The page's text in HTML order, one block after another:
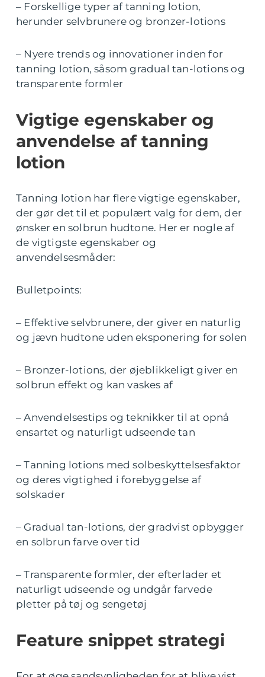
– Forskellige typer af tanning lotion,
herunder selvbrunere og bronzer-lotions
– Nyere trends og innovationer inden for
tanning lotion, såsom gradual tan-lotions og
transparente formler
Vigtige egenskaber og
anvendelse af tanning
lotion
Tanning lotion har flere vigtige egenskaber,
der gør det til et populært valg for dem, der
ønsker en solbrun hudtone. Her er nogle af
de vigtigste egenskaber og
anvendelsesmåder:
Bulletpoints:
– Effektive selvbrunere, der giver en naturlig
og jævn hudtone uden eksponering for solen
– Bronzer-lotions, der øjeblikkeligt giver en
solbrun effekt og kan vaskes af
– Anvendelsestips og teknikker til at opnå
ensartet og naturligt udseende tan
– Tanning lotions med solbeskyttelsesfaktor
og deres vigtighed i forebyggelse af
solskader
– Gradual tan-lotions, der gradvist opbygger
en solbrun farve over tid
– Transparente formler, der efterlader et
naturligt udseende og undgår farvede
pletter på tøj og sengetøj
Feature snippet strategi